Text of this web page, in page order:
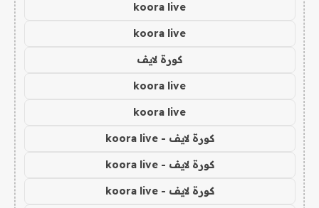
koora live
koora live
كورة لايف
koora live
koora live
كورة لايف - koora live
كورة لايف - koora live
كورة لايف - koora live